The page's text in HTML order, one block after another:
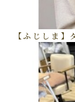
【ふじしま